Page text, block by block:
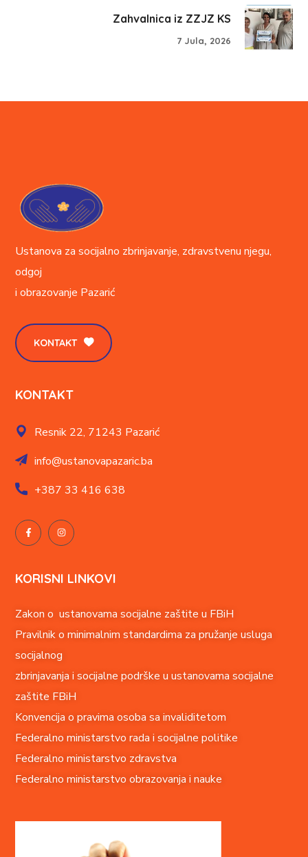
Zahvalnica iz ZZJZ KS
7 Jula, 2026
Ustanova za socijalno zbrinjavanje, zdravstvenu njegu,
odgoj
i obrazovanje Pazarić
KONTAKT
KONTAKT
Resnik 22, 71243 Pazarić
info@ustanovapazaric.ba
+38733 416 638
KORISNI LINKOVI
Zakon o ustanovama socijalne zaštite u FBiH
Pravilnik o minimalnim standardima za pružanje usluga
socijalnog
zbrinjavanja i socijalne podrške u ustanovama socijalne
zaštite FBiH
Konvencija o pravima osoba sa invaliditetom
Federalno ministarstvo rada i socijalne politike
Federalno ministarstvo zdravstva
Federalno ministarstvo obrazovanja i nauke